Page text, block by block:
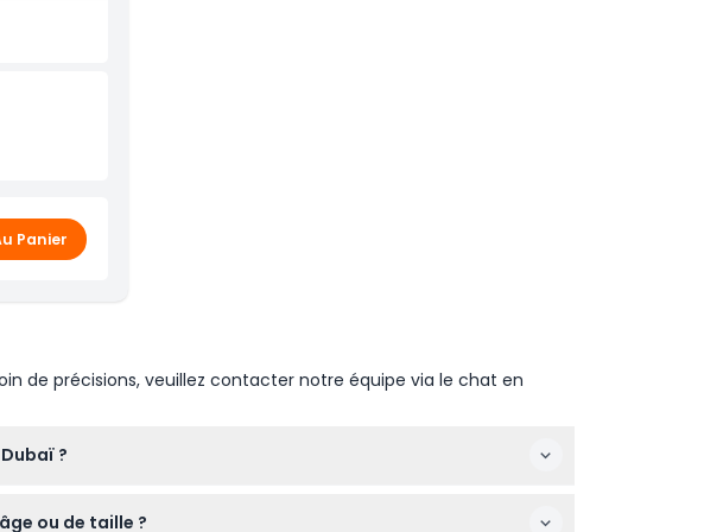
Panier
de précisions, veuillez contacter notre équipe via le chat en
?
(sous réserve de modifications — veuillez confirmer lors de la
ou de taille ?